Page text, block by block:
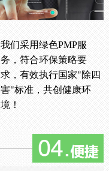
我们采用绿色PMP服
务，符合环保策略要
求，有效执行国家"除四
害"标准，共创健康环
境！